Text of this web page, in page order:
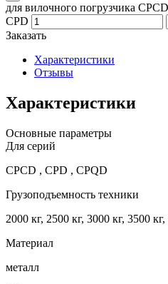
для вилочного погрузчика
CPD
Заказать
Характеристики
Отзывы
Характеристики
Основные параметры
Для серий
CPCD , CPD , CPQD
Грузоподъемность техники
2000 кг, 2500 кг, 3000 кг, 3500
Материал
металл